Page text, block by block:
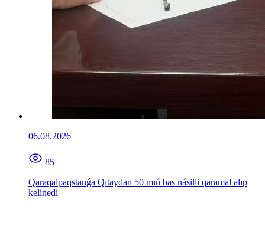
06.08.2026
85
Qaraqalpaqstanǵa Qıtaydan 50 mıń bas násilli qaramal alıp
kelinedi